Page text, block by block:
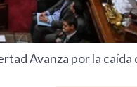
Avanza por la caída